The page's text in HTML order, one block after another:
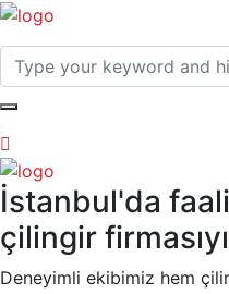
İstanbul'da
çilingir
Deneyimli ekibimiz hem